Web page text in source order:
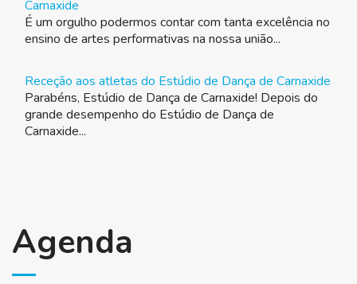
Carnaxide
É um orgulho podermos contar com tanta excelência no
ensino de artes performativas na nossa união...
Receção aos atletas do Estúdio de Dança de Carnaxide
Parabéns, Estúdio de Dança de Carnaxide! Depois do
grande desempenho do Estúdio de Dança de
Carnaxide...
Agenda